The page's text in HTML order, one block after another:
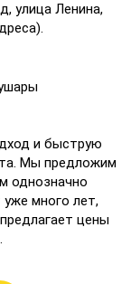
улица Ленина,
и быструю
Мы предложим
однозначно
много лет,
цены